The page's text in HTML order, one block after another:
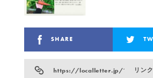
SHARE
https://localletter.jp/?p=847
リン